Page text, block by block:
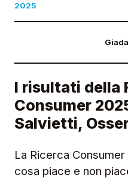
2025
I risultati della
Consumer
Salvietti,
La Ricerca
cosa piace e non